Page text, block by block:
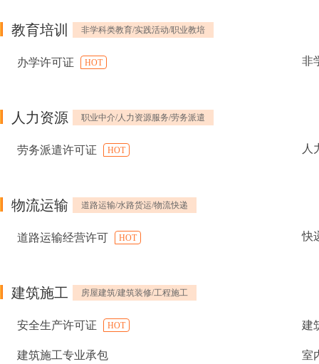
教育培训 非学科类教育/实践活动/职业教培
办学许可证 HOT 非
人力资源 职业中介/人力资源服务/劳务派遣
劳务派遣许可证 HOT 人
物流运输 道路运输/水路货运/物流快递
道路运输经营许可 HOT 快
建筑施工 房屋建筑/建筑装修/工程施工
安全生产许可证 HOT 建
建筑施工专业承包 室